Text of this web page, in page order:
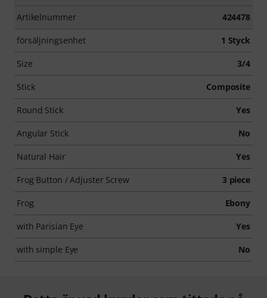
Artikelnummer 424478
försäljningsenhet 1 Styck
Size 3/4
Stick Composite
Round Stick Yes
Angular Stick No
Natural Hair Yes
Frog Button / Adjuster Screw 3 piece
Frog Ebony
with Parisian Eye Yes
with simple Eye No